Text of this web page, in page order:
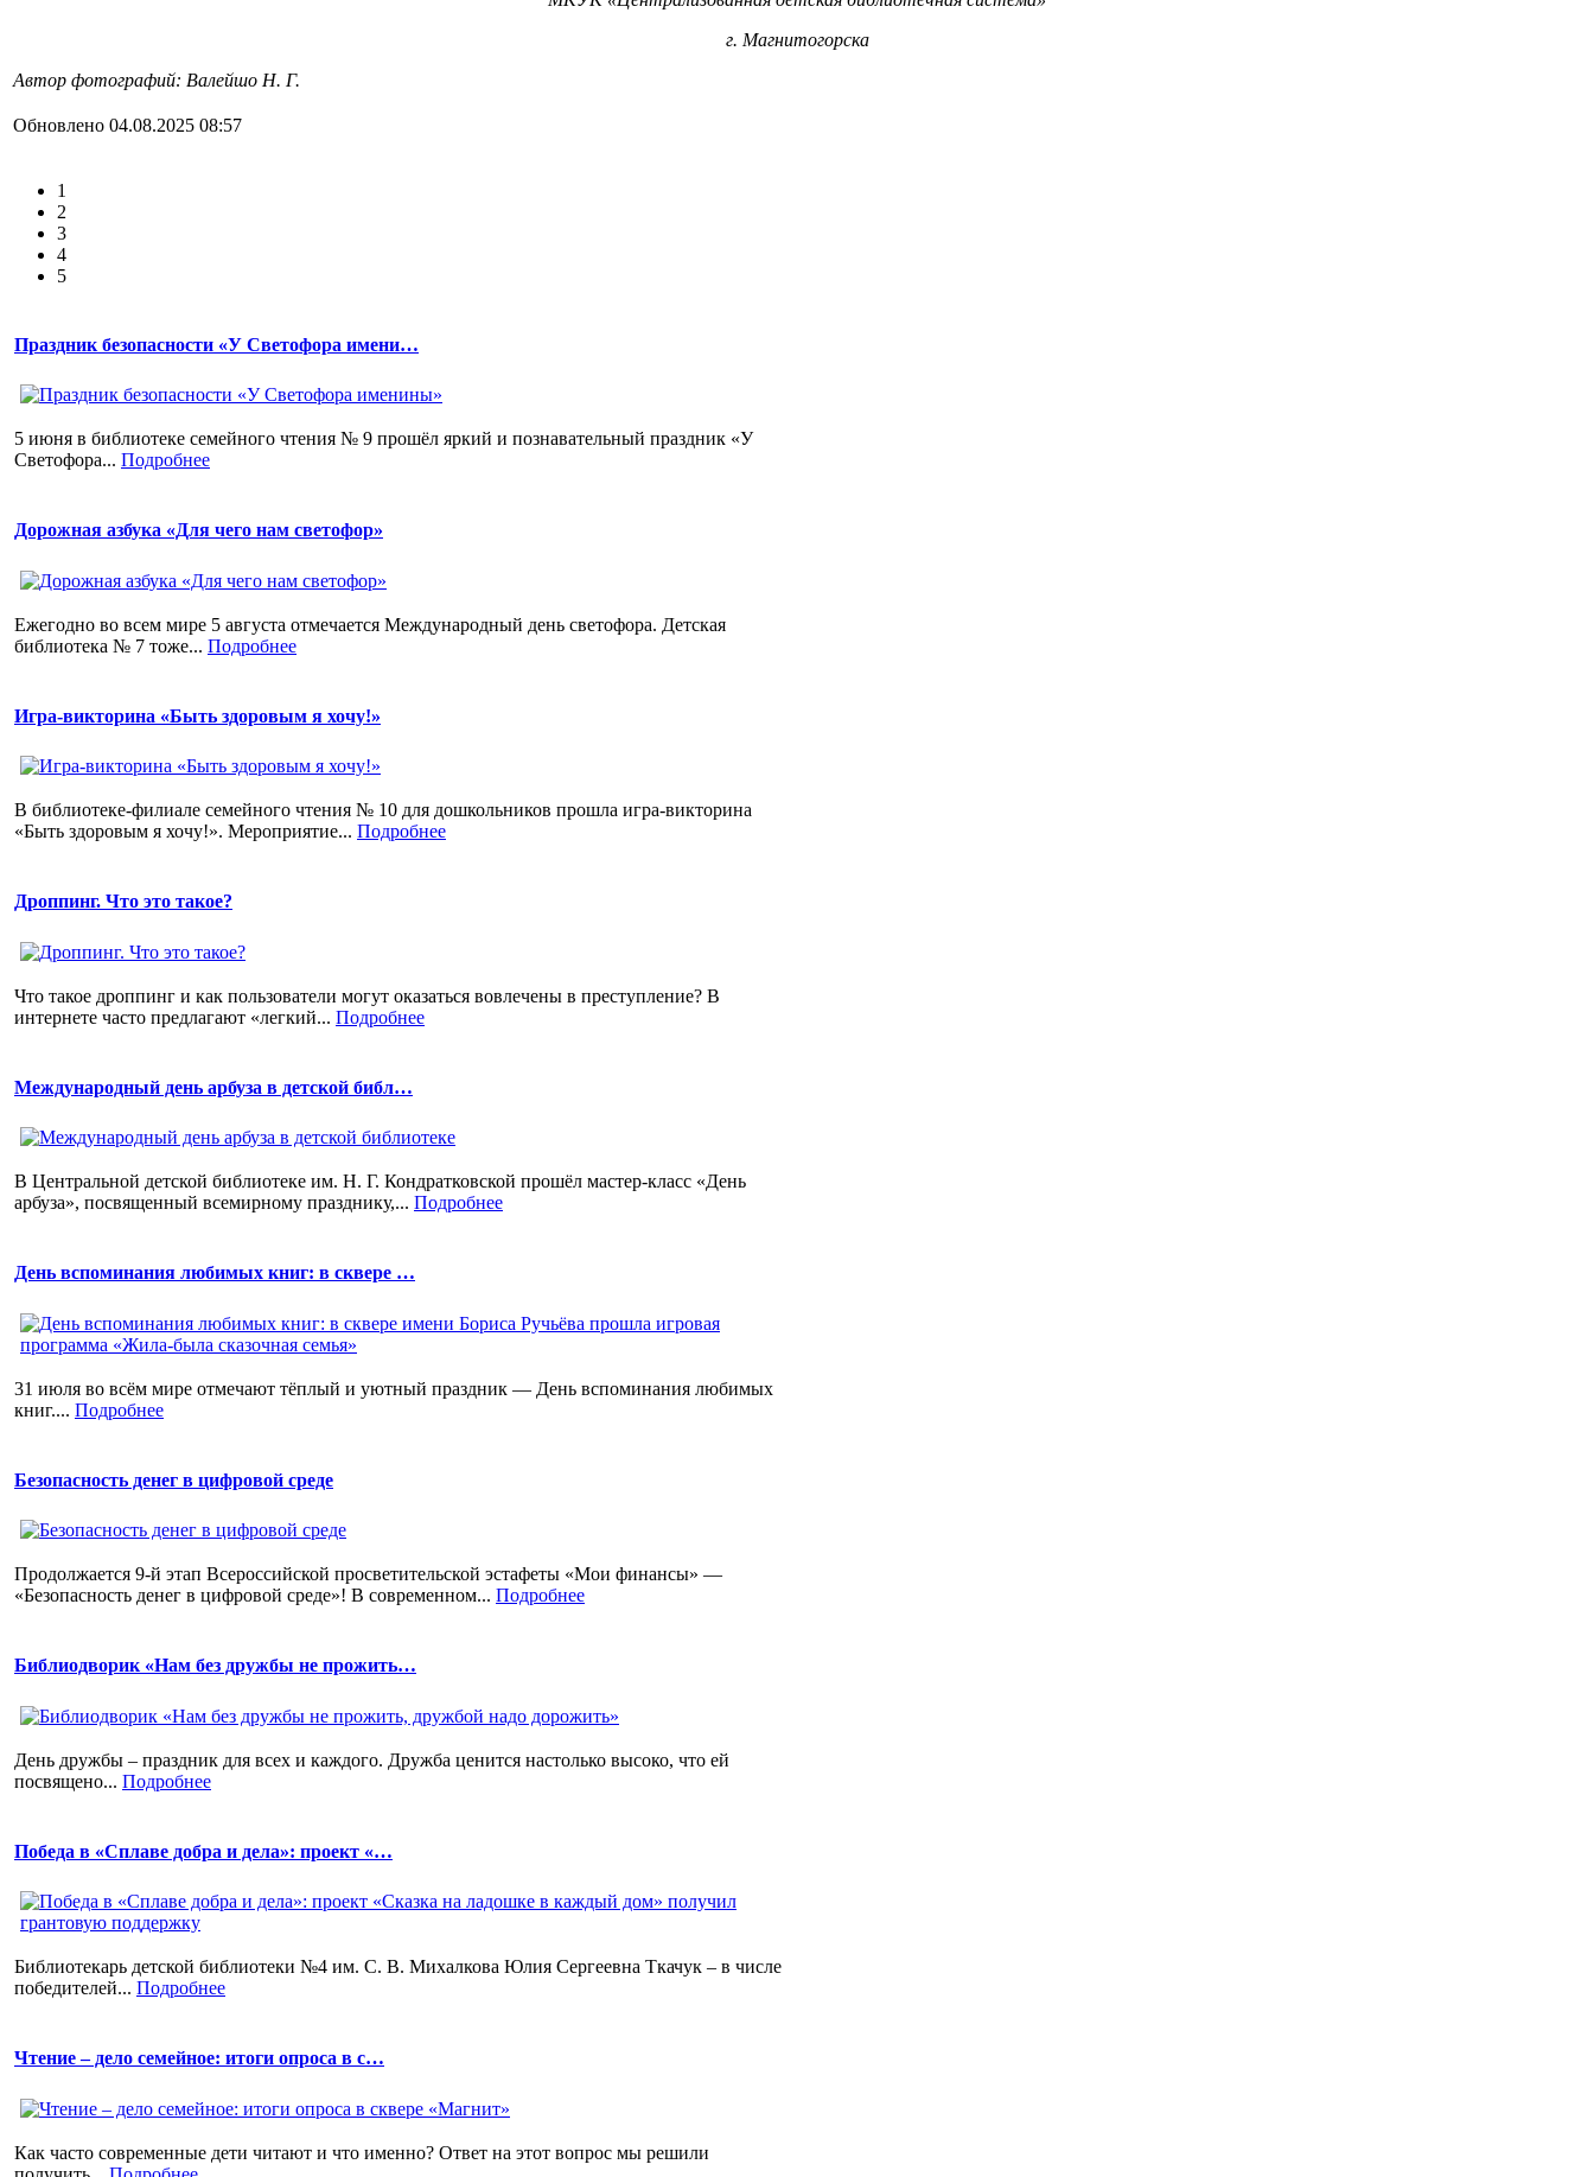
г. Магнитогорска
Автор фотографий: Валейшо Н. Г.
Обновлено 04.08.2025 08:57
1
2
3
4
5
Праздник безопасности «У Светофора имени…
5 июня в библиотеке семейного чтения № 9 прошёл яркий и познавательный праздник «У
Светофора... Подробнее
Дорожная азбука «Для чего нам светофор»
Ежегодно во всем мире 5 августа отмечается Международный день светофора. Детская
библиотека № 7 тоже... Подробнее
Игра-викторина «Быть здоровым я хочу!»
В библиотеке-филиале семейного чтения № 10 для дошкольников прошла игра-викторина
«Быть здоровым я хочу!». Мероприятие... Подробнее
Дроппинг. Что это такое?
Что такое дроппинг и как пользователи могут оказаться вовлечены в преступление? В
интернете часто предлагают «легкий... Подробнее
Международный день арбуза в детской библ…
В Центральной детской библиотеке им. Н. Г. Кондратковской прошёл мастер-класс «День
арбуза», посвященный всемирному празднику,... Подробнее
День вспоминания любимых книг: в сквере …
31 июля во всём мире отмечают тёплый и уютный праздник — День вспоминания любимых
книг.... Подробнее
Безопасность денег в цифровой среде
Продолжается 9‑й этап Всероссийской просветительской эстафеты «Мои финансы» —
«Безопасность денег в цифровой среде»! В современном... Подробнее
Библиодворик «Нам без дружбы не прожить…
День дружбы – праздник для всех и каждого. Дружба ценится настолько высоко, что ей
посвящено... Подробнее
Победа в «Сплаве добра и дела»: проект «…
Библиотекарь детской библиотеки №4 им. С. В. Михалкова Юлия Сергеевна Ткачук – в числе
победителей... Подробнее
Чтение – дело семейное: итоги опроса в с…
Как часто современные дети читают и что именно? Ответ на этот вопрос мы решили